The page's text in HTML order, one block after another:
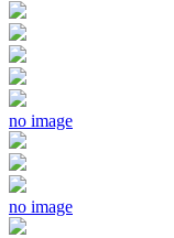
no image
no image